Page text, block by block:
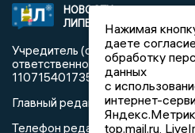
НОВОСТИ
ЛИПЕЦКА
2021 ©
Учредитель (соучредители):
ответственностью
1107154017354)
Главный редактор: Герцог Е.Г.
Телефон редакции: +7 903 699
Нажимая
даете
обработку
данных
с
интернет-
top.mail.ru,